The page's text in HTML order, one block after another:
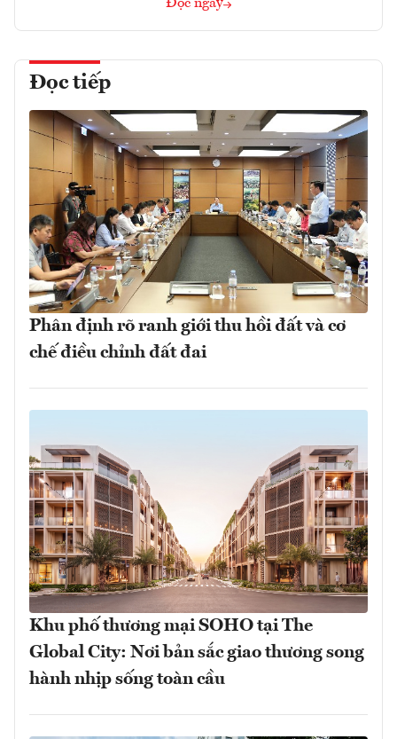
Đọc ngay
Đọc tiếp
Phân định rõ ranh giới thu hồi đất và cơ
chế điều chỉnh đất đai
Khu phố thương mại SOHO tại The
Global City: Nơi bản sắc giao thương song
hành nhịp sống toàn cầu